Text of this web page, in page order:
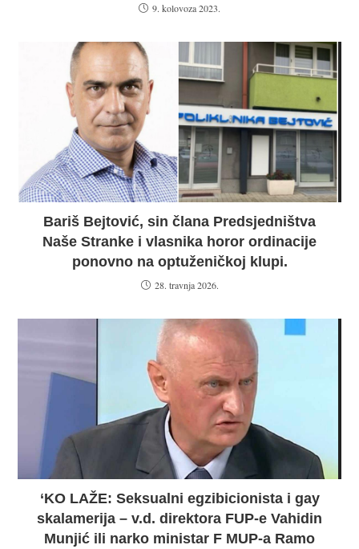
9. kolovoza 2023.
Bariš Bejtović, sin člana Predsjedništva
Naše Stranke i vlasnika horor ordinacije
ponovno na optuženičkoj klupi.
28. travnja 2026.
‘KO LAŽE: Seksualni egzibicionista i gay
skalamerija – v.d. direktora FUP-e Vahidin
Munjić ili narko ministar F MUP-a Ramo